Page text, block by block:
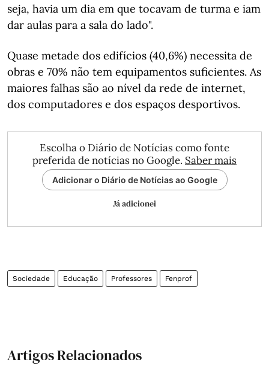
seja, havia um dia em que tocavam de turma e iam
dar aulas para a sala do lado".
Quase metade dos edifícios (40,6%) necessita de
obras e 70% não tem equipamentos suficientes. As
maiores falhas são ao nível da rede de internet,
dos computadores e dos espaços desportivos.
Escolha o Diário de Notícias como fonte
preferida de notícias no Google. Saber mais
Adicionar o Diário de Notícias ao Google
Já adicionei
Sociedade Educação Professores Fenprof
Artigos Relacionados